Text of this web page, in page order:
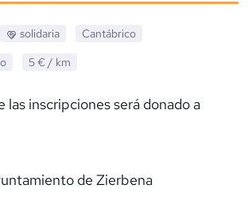
solidaria
Cantábrico
5 € / km
las inscripciones será donado a
de Zierbena